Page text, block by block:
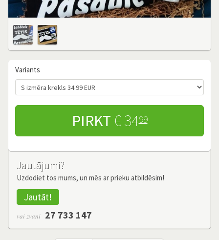
Variants
PIRKT € 3499
Jautājumi?
Uzdodiet tos mums, un mēs ar prieku atbildēsim!
Jautāt!
vai zvani 27 733 147